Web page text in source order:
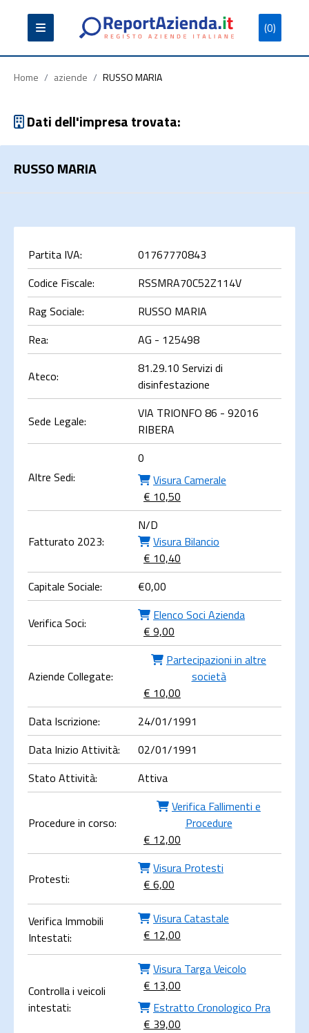
(0)
Partita
Iva
Codice
Fiscale
Ragione
Sociale
Cerca
Home / aziende / RUSSO MARIA
Dati dell'impresa trovata:
RUSSO MARIA
Partita IVA:
01767770843
Codice Fiscale:
RSSMRA70C52Z114V
Rag Sociale:
RUSSO MARIA
Rea:
AG - 125498
Ateco:
81.29.10 Servizi di
disinfestazione
Sede Legale:
VIA TRIONFO 86 - 92016
RIBERA
Altre Sedi:
0
Visura Camerale
€ 10,50
Fatturato 2023:
N/D
Visura Bilancio
€ 10,40
Capitale Sociale:
€0,00
Verifica Soci:
Elenco Soci Azienda
€ 9,00
Aziende Collegate:
Partecipazioni in altre
società
€ 10,00
Data Iscrizione:
24/01/1991
Data Inizio Attività:
02/01/1991
Stato Attività:
Attiva
Procedure in corso:
Verifica Fallimenti e
Procedure
€ 12,00
Protesti:
Visura Protesti
€ 6,00
Verifica Immobili
Intestati:
Visura Catastale
€ 12,00
Controlla i veicoli
intestati:
Visura Targa Veicolo
€ 13,00
Estratto Cronologico Pra
€ 39,00